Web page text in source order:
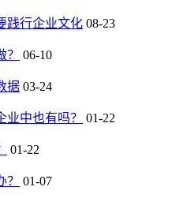
践行企业文化 08-23
06-10
据 03-24
中也有吗？ 01-22
01-22
01-07